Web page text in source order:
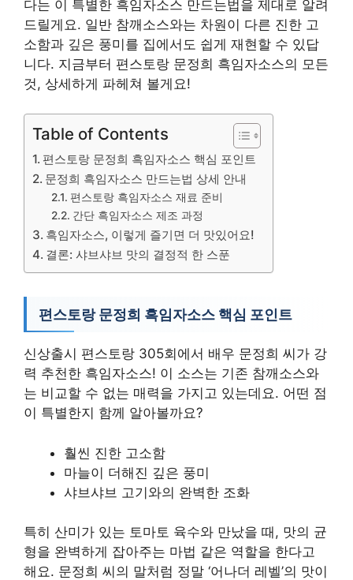
다는 이 특별한 흑임자소스 만드는법을 제대로 알려
드릴게요. 일반 참깨소스와는 차원이 다른 진한 고
소함과 깊은 풍미를 집에서도 쉽게 재현할 수 있답
니다. 지금부터 편스토랑 문정희 흑임자소스의 모든
것, 상세하게 파헤쳐 볼게요!
Table of Contents
편스토랑 문정희 흑임자소스 핵심 포인트
문정희 흑임자소스 만드는법 상세 안내
편스토랑 흑임자소스 재료 준비
간단 흑임자소스 제조 과정
흑임자소스, 이렇게 즐기면 더 맛있어요!
결론: 샤브샤브 맛의 결정적 한 스푼
편스토랑 문정희 흑임자소스 핵심 포인트
신상출시 편스토랑 305회에서 배우 문정희 씨가 강
력 추천한 흑임자소스! 이 소스는 기존 참깨소스와
는 비교할 수 없는 매력을 가지고 있는데요. 어떤 점
이 특별한지 함께 알아볼까요?
훨씬 진한 고소함
마늘이 더해진 깊은 풍미
샤브샤브 고기와의 완벽한 조화
특히 산미가 있는 토마토 육수와 만났을 때, 맛의 균
형을 완벽하게 잡아주는 마법 같은 역할을 한다고
해요. 문정희 씨의 말처럼 정말 ‘어나더 레벨’의 맛이